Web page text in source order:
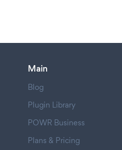
Main
Blog
Plugin Library
POWR Business
Plans & Pricing